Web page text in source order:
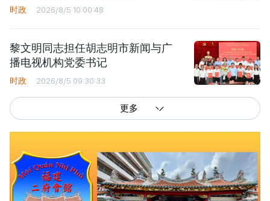
时政 2026/8/5 10:00:48
黎文明同志担任胡志明市新闻与广
播电视机构党委书记
时政 2026/8/5 09:30:33
更多